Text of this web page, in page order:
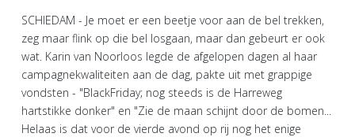
SCHIEDAM - Je moet er een beetje voor aan de bel trekken,
zeg maar flink op die bel losgaan, maar dan gebeurt er ook
wat. Karin van Noorloos legde de afgelopen dagen al haar
campagnekwaliteiten aan de dag, pakte uit met grappige
vondsten - "BlackFriday; nog steeds is de Harreweg
hartstikke donker" en "Zie de maan schijnt door de bomen...
Helaas is dat voor de vierde avond op rij nog het enige